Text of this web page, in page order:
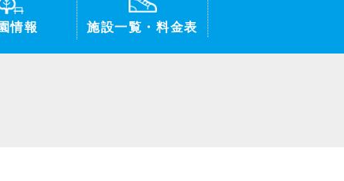
情報 施設一覧・料金表